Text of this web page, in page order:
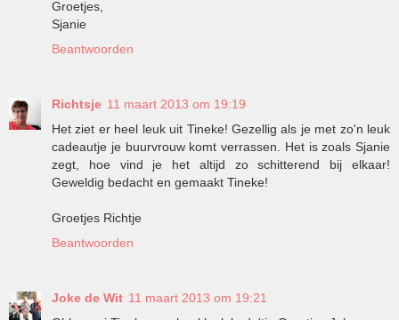
Groetjes,
Sjanie
Beantwoorden
Richtsje 11 maart 2013 om 19:19
Het ziet er heel leuk uit Tineke! Gezellig als je met zo'n leuk
cadeautje je buurvrouw komt verrassen. Het is zoals Sjanie
zegt, hoe vind je het altijd zo schitterend bij elkaar!
Geweldig bedacht en gemaakt Tineke!
Groetjes Richtje
Beantwoorden
Joke de Wit 11 maart 2013 om 19:21